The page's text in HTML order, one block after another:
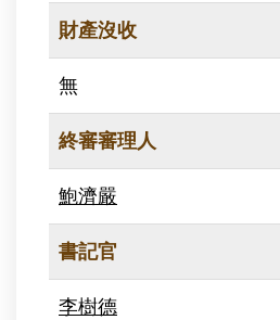
財產沒收
無
終審審理人
鮑濟嚴
書記官
李樹德